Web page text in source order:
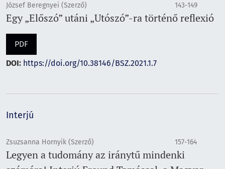
József Beregnyei (Szerző) 143-149
Egy „Előszó” utáni „Utószó”-ra történő reflexió
PDF
DOI: https://doi.org/10.38146/BSZ.2021.1.7
Interjú
Zsuzsanna Hornyik (Szerző) 157-164
Legyen a tudomány az iránytű mindenki